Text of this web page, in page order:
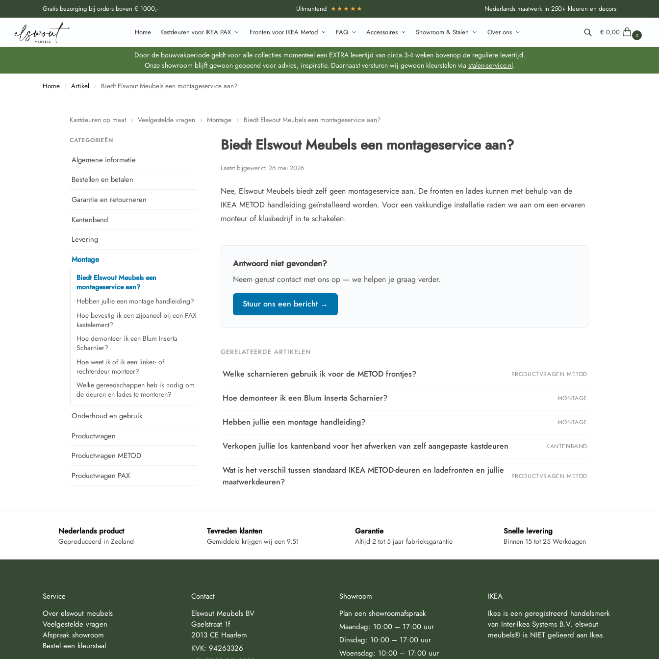
Gratis bezorging bij orders boven € 1000,- Uitmuntend ★★★★★ Nederlands maatwerk in 250+ kleuren en decors
Home Kastdeuren voor IKEA PAX Fronten voor IKEA Metod FAQ Accessoires Showroom & Stalen Over ons
Doorzoek al onze producten
Zoeken
€ 0,00 0
Door de bouwvakperiode geldt voor alle collecties momenteel een EXTRA levertijd van circa 3-4 weken bovenop de reguliere levertijd.
Onze showroom blijft gewoon geopend voor advies, inspiratie. Daarnaast versturen wij gewoon kleurstalen via stalen-service.nl.
Home / Artikel / Biedt Elswout Meubels een montageservice aan?
Kastdeuren op maat › Veelgestelde vragen › Montage › Biedt Elswout Meubels een montageservice aan?
CATEGORIEËN
Algemene informatie
Bestellen en betalen
Garantie en retourneren
Kantenband
Levering
Montage
Biedt Elswout Meubels een
montageservice aan?
Hebben jullie een montage handleiding?
Hoe bevestig ik een zijpaneel bij een PAX
kastelement?
Hoe demonteer ik een Blum Inserta
Scharnier?
Hoe weet ik of ik een linker- of
rechterdeur monteer?
Welke gereedschappen heb ik nodig om
de deuren en lades te monteren?
Onderhoud en gebruik
Productvragen
Productvragen METOD
Productvragen PAX
Biedt Elswout Meubels een montageservice aan?
Laatst bijgewerkt: 26 mei 2026
Nee, Elswout Meubels biedt zelf geen montageservice aan. De fronten en lades kunnen met behulp van de
IKEA METOD handleiding geïnstalleerd worden. Voor een vakkundige installatie raden we aan om een ervaren
monteur of klusbedrijf in te schakelen.
Antwoord niet gevonden?
Neem gerust contact met ons op — we helpen je graag verder.
Stuur ons een bericht →
GERELATEERDE ARTIKELEN
Welke scharnieren gebruik ik voor de METOD frontjes? PRODUCTVRAGEN METOD
Hoe demonteer ik een Blum Inserta Scharnier? MONTAGE
Hebben jullie een montage handleiding? MONTAGE
Verkopen jullie los kantenband voor het afwerken van zelf aangepaste kastdeuren KANTENBAND
Wat is het verschil tussen standaard IKEA METOD-deuren en ladefronten en jullie
maatwerkdeuren?
PRODUCTVRAGEN METOD
Nederlands product
Geproduceerd in Zeeland
Tevreden klanten
Gemiddeld krijgen wij een 9,5!
Garantie
Altijd 2 tot 5 jaar fabrieksgarantie
Snelle levering
Binnen 15 tot 25 Werkdagen
Service
Over elswout meubels
Veelgestelde vragen
Afspraak showroom
Bestel een kleurstaal
Contact
Elswout Meubels BV
Gaelstraat 1f
2013 CE Haarlem
KVK: 94263326
Showroom
Plan een showroomafspraak
Maandag: 10:00 – 17:00 uur
Dinsdag: 10:00 – 17:00 uur
Woensdag: 10:00 – 17:00 uur
IKEA
Ikea is een geregistreerd handelsmerk
van Inter-Ikea Systems B.V. elswout
meubels® is NIET gelieerd aan Ikea.